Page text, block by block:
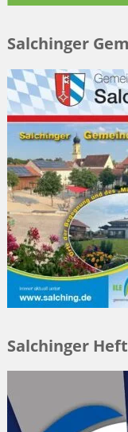
Salchinger
Salchinger